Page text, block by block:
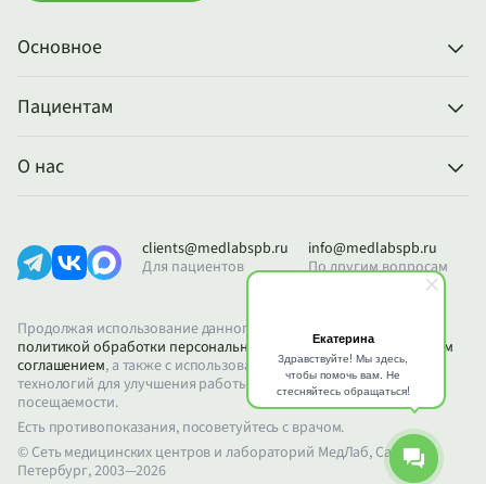
Основное
Пациентам
О нас
Продолжая использование данного сайта, вы соглашаетесь с
политикой обработки персональных данныхипользовательским
соглашением, а также с использованием файлов Cookie и других
технологий для улучшения работы сайта и анализа его
посещаемости.
Есть противопоказания, посоветуйтесь с врачом.
© Сеть медицинских центров и лабораторий МедЛаб, Санкт-
Петербург, 2003—2026
clients@medlabspb.ru
Для пациентов
info@medlabspb.ru
По другим вопросам